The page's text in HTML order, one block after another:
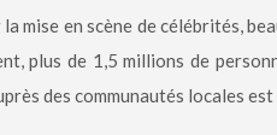
mise en scène de célébrités,
plus de 1,5 millions de
des communautés locales